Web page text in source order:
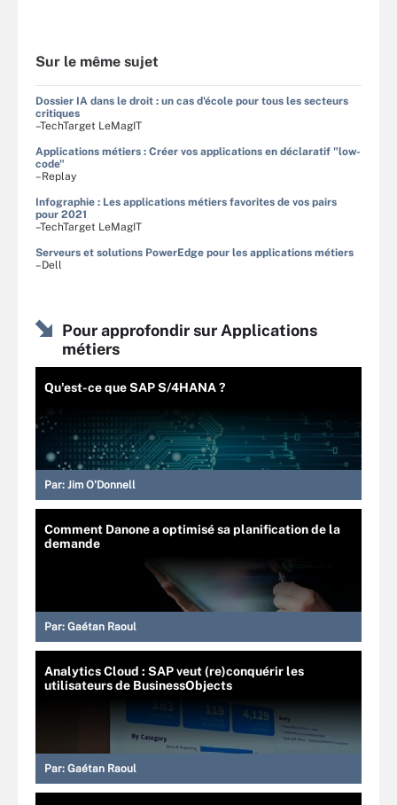
Sur le même sujet
Dossier IA dans le droit : un cas d'école pour tous les secteurs
critiques
–TechTarget LeMagIT
Applications métiers : Créer vos applications en déclaratif "low-
code"
–Replay
Infographie : Les applications métiers favorites de vos pairs
pour 2021
–TechTarget LeMagIT
Serveurs et solutions PowerEdge pour les applications métiers
–Dell
Pour approfondir sur Applications
métiers
Qu'est-ce que SAP S/4HANA ?
Par: Jim O'Donnell
Comment Danone a optimisé sa planification de la
demande
Par: Gaétan Raoul
Analytics Cloud : SAP veut (re)conquérir les
utilisateurs de BusinessObjects
Par: Gaétan Raoul